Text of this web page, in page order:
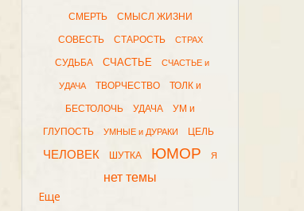
СМЕРТЬ СМЫСЛ ЖИЗНИ
СОВЕСТЬ СТАРОСТЬ СТРАХ
СУДЬБА СЧАСТЬЕ СЧАСТЬЕ и
УДАЧА ТВОРЧЕСТВО ТОЛК и
БЕСТОЛОЧЬ УДАЧА УМ и
ГЛУПОСТЬ УМНЫЕ и ДУРАКИ ЦЕЛЬ
ЧЕЛОВЕК ШУТКА ЮМОР Я
нет темы
Еще